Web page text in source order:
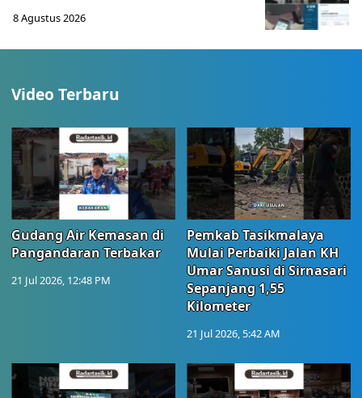
8 Agustus 2026
Video Terbaru
Gudang Air Kemasan di
Pangandaran Terbakar
21 Jul 2026, 12:48 PM
Pemkab Tasikmalaya
Mulai Perbaiki Jalan KH
Umar Sanusi di Sirnasari
Sepanjang 1,55
Kilometer
21 Jul 2026, 5:42 AM